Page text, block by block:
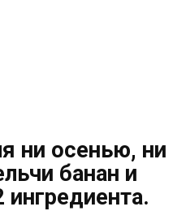
ни осенью, ни
банан и